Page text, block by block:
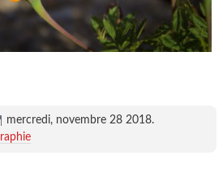
mercredi, novembre 28 2018.